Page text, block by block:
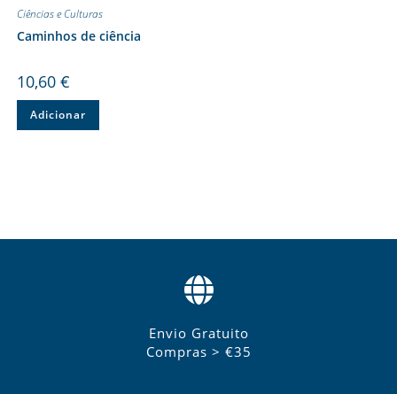
Ciências e Culturas
Caminhos de ciência
10,60 €
Adicionar
Envio Gratuito
Compras > €35